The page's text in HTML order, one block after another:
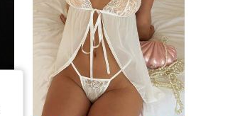
8.6K
6.2K 8.6K